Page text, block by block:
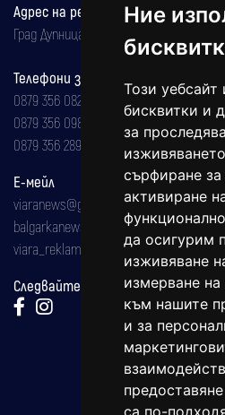
Ние
Този уебсайт
бисквитки и
за
сърфиране
активиране
да осигурим
изживяване
измерване
към нашите
и за
са по-
Адрес на редакцията
Град Дупница, ул.''Христо Ботев" 43
Телефони за реклама и абонаменти
0879 356 082
0879 356 098
0879 356 289
Е-мейл
viaranews@gmail.com
balgarkanews@gmail.com
viara_reklama@mail.bg
Следвайте ни: